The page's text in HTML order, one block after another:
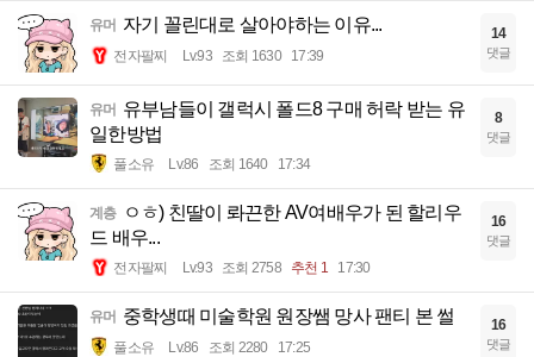
유머 자기 꼴린대로 살아야하는 이유...
전자팔찌 Lv.93 조회 1630 17:39
14
댓글
유머 유부남들이 갤럭시 폴드8 구매 허락 받는 유
일한방법
풀소유 Lv.86 조회 1640 17:34
8
댓글
계층
ㅇㅎ) 친딸이 롸끈한 AV여배우가 된 할리우
드 배우...
전자팔찌 Lv.93 조회 2758 추천 1 17:30
16
댓글
유머 중학생때 미술학원 원장쌤 망사 팬티 본 썰
풀소유 Lv.86 조회 2280 17:25
16
댓글